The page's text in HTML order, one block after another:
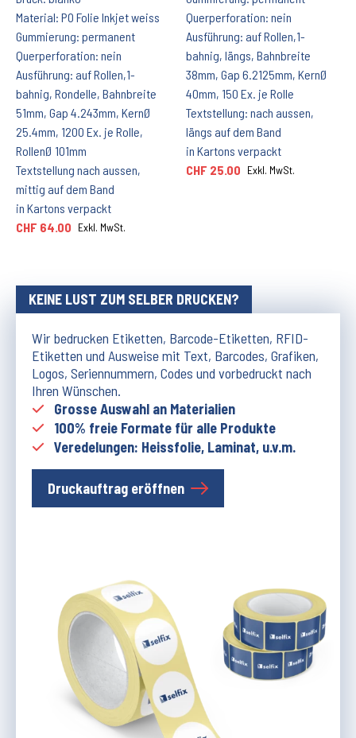
Material: PO Folie Inkjet weiss
Gummierung: permanent
Querperforation: nein
Ausführung: auf Rollen,1-
bahnig, Rondelle, Bahnbreite
51mm, Gap 4.243mm, KernØ
25.4mm, 1200 Ex. je Rolle,
RollenØ 101mm
Textstellung nach aussen,
mittig auf dem Band
in Kartons verpackt
CHF 64.00 Exkl. MwSt.
Querperforation: nein
Ausführung: auf Rollen,1-
bahnig, längs, Bahnbreite
38mm, Gap 6.2125mm, KernØ
40mm, 150 Ex. je Rolle
Textstellung: nach aussen,
längs auf dem Band
in Kartons verpackt
CHF 25.00 Exkl. MwSt.
KEINE LUST ZUM SELBER DRUCKEN?
Wir bedrucken Etiketten, Barcode-Etiketten, RFID-
Etiketten und Ausweise mit Text, Barcodes, Grafiken,
Logos, Seriennummern, Codes und vorbedruckt nach
Ihren Wünschen.
Grosse Auswahl an Materialien
100% freie Formate für alle Produkte
Veredelungen: Heissfolie, Laminat, u.v.m.
Druckauftrag eröffnen